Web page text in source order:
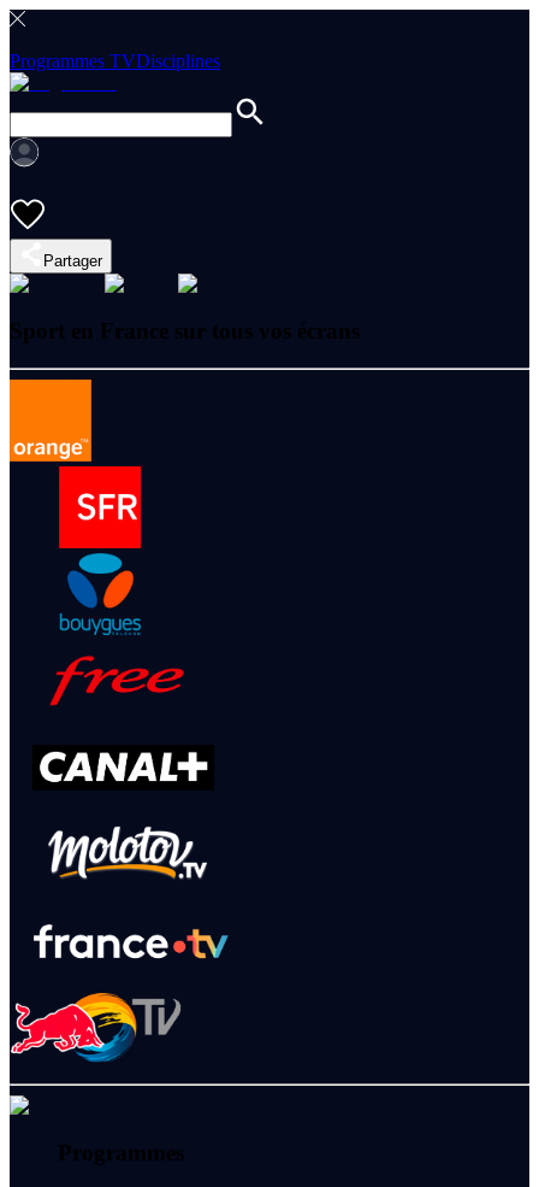
Programmes TVDisciplines
Partager
Sport en France sur tous vos écrans
Programmes